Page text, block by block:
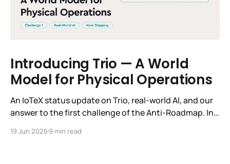
Introducing Trio — A World
Model for Physical Operations
An IoTeX status update on Trio, real-world AI, and our
answer to the first challenge of the Anti-Roadmap. In
three challenges instead of a timeline. Challenge 1 was
19 Jun 20269 min read